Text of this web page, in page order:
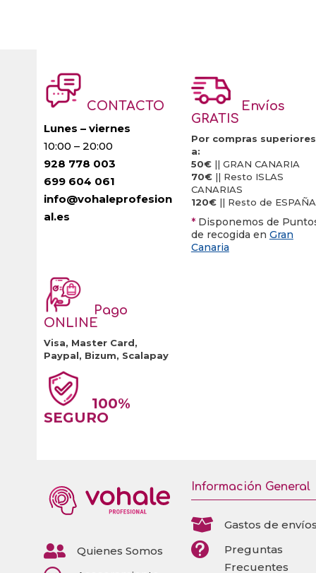
CONTACTO
Lunes – viernes
10:00 – 20:00
928 778 003
699 604 061
info@vohaleprofesion
al.es
Envíos
GRATIS
Por compras superiores
a:
50€|| GRAN CANARIA
70€|| Resto ISLAS
CANARIAS
120€|| Resto de ESPAÑA
* Disponemos de
de recogida en Gran
Canaria
Pago
ONLINE
Visa, Master Card,
Paypal, Bizum, Scalapay
100%
SEGURO
 Quienes Somos
Información General
 Gastos de

Preguntas
Frecuentes